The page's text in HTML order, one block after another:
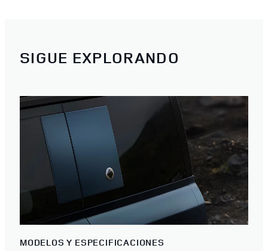
SIGUE EXPLORANDO
MODELOS Y ESPECIFICACIONES